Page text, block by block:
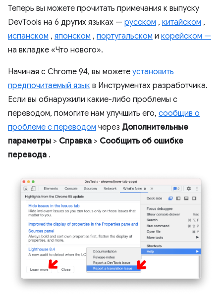
Теперь вы можете прочитать примечания к выпуску
DevTools на 6 других языках — русском , китайском ,
испанском , японском , португальском и корейском —
на вкладке «Что нового».
Начиная с Chrome 94, вы можете установить
предпочитаемый язык в Инструментах разработчика.
Если вы обнаружили какие-либо проблемы с
переводом, помогите нам улучшить его, сообщив о
проблеме с переводом через Дополнительные
параметры > Справка > Сообщить об ошибке
перевода .